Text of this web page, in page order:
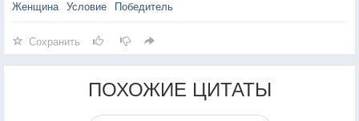
Женщина Условие Победитель
Сохранить
ПОХОЖИЕ ЦИТАТЫ